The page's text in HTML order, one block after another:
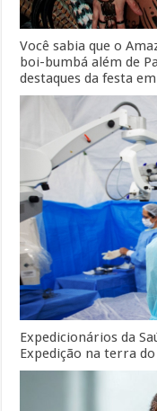
Você sabia que o
boi-bumbá além de
destaques da festa
Expedicionários da
Expedição na terra